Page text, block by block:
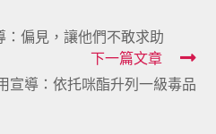
：偏見，讓他們不敢求助
下一篇文章
宣導：依托咪酯升列一級毒品